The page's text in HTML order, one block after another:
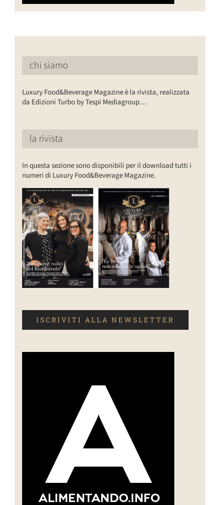
chi siamo
Luxury Food&Beverage Magazine è la rivista, realizzata
da Edizioni Turbo by Tespi Mediagroup…
la rivista
In questa sezione sono disponibili per il download tutti i
numeri di Luxury Food&Beverage Magazine.
ISCRIVITI ALLA NEWSLETTER